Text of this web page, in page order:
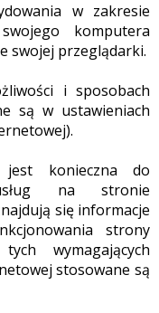
w zakresie
komputera
swojej przeglądarki.
i sposobach
są w ustawieniach
jest konieczna do
na stronie
się informacje
strony
wymagających
stosowane są